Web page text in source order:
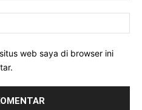
web saya di browser ini